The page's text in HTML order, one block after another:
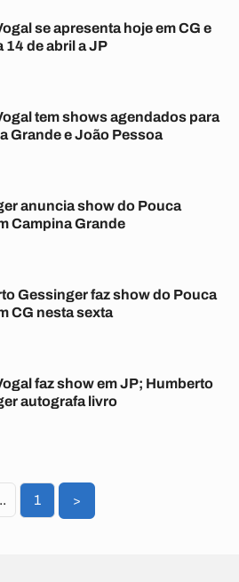
se apresenta hoje em CG e
14 de abril a JP
tem shows agendados para
Grande e João Pessoa
anuncia show do Pouca
Campina Grande
Gessinger faz show do Pouca
CG nesta sexta
faz show em JP; Humberto
autografa livro
1 >